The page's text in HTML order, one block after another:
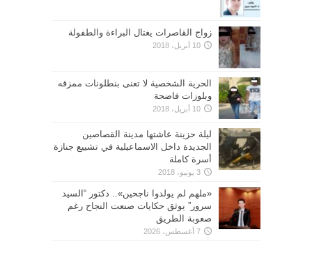
زواج القاصرات يغتال البراءة والطفولة
10 أبريل، 2018
الحرية الشخصية لا تعنى بنطلونات ممزقه
وبلوزات فاضحة
10 أبريل، 2018
ليلة حزينة عاشتها مدينة القصاصين
الجديدة داخل الاسماعيلية في تشييع جنازة
أسرة كاملة
3 يونيو، 2018
«ملهم لم يولدوا ناجحين».. دكتور “السيد
سرور” يوثق حكايات صنعت النجاح رغم
صعوبة الطريق
7 أغسطس، 2026